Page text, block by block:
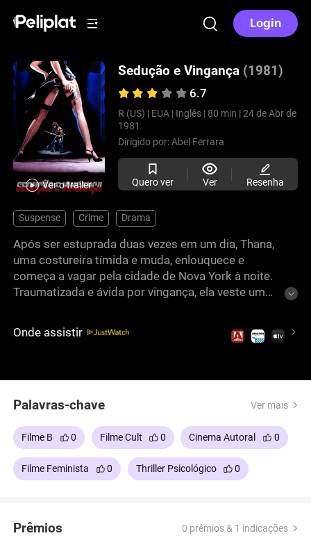
Login
Ver o trailer
Sedução e Vingança (1981)
6.7
R (US) | EUA | Inglês | 80 min | 24 de Abr de
1981
Dirigido por:Abel Ferrara
Quero ver Ver Resenha
Suspense Crime Drama
Após ser estuprada duas vezes em um dia, Thana,
uma costureira tímida e muda, enlouquece e
começa a vagar pela cidade de Nova York à noite.
Traumatizada e ávida por vingança, ela veste um
atira aleatoriamente em homens que se aproximam
dela, transformando-se de vítima em vingadora em
Onde assistir
Palavras-chave Ver mais
Filme B 0 Filme Cult 0 Cinema Autoral 0
Filme Feminista 0 Thriller Psicológico 0
Prêmios 0 prêmios & 1 indicações